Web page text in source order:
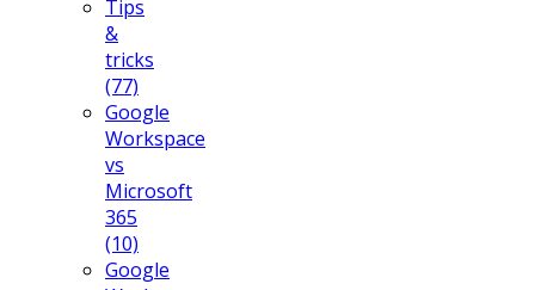
Tips
&
tricks
(77)
Google
Workspace
vs
Microsoft
365
(10)
Google